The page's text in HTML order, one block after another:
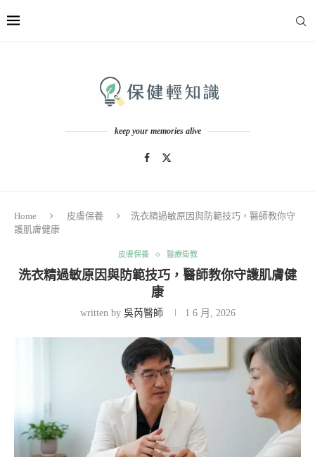
keep your memories alive
Home 皮膚保養
洗衣精過敏原因與防範技巧，醫師教你守
護肌膚健康
皮膚保養 醫療衛教
洗衣精過敏原因與防範技巧，醫師教你守護肌膚健
康
written by 吳芮醫師 1 6 月, 2026